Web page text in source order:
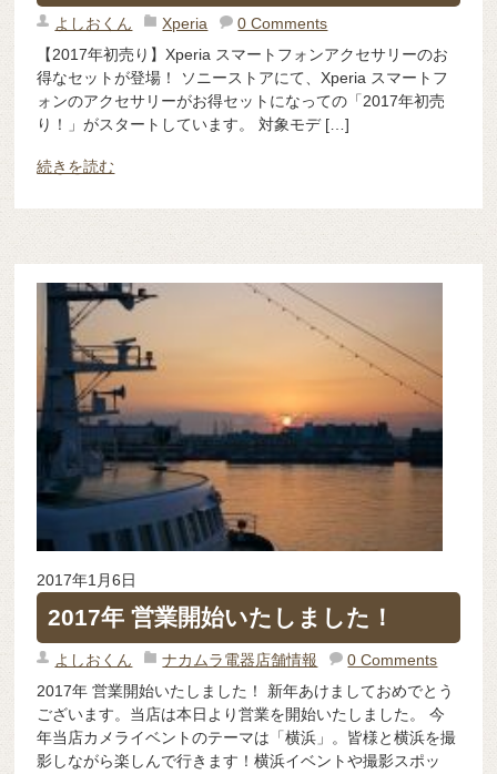
よしおくん Xperia
0 Comments
【2017年初売り】Xperia スマートフォンアクセサリーのお
得なセットが登場！ ソニーストアにて、Xperia スマートフ
ォンのアクセサリーがお得セットになっての「2017年初売
り！」がスタートしています。 対象モデ […]
続きを読む
2017年1月6日
2017年 営業開始いたしました！
よしおくん ナカムラ電器店舗情報
0 Comments
2017年 営業開始いたしました！ 新年あけましておめでとう
ございます。当店は本日より営業を開始いたしました。 今
年当店カメライベントのテーマは「横浜」。皆様と横浜を撮
影しながら楽しんで行きます！横浜イベントや撮影スポッ